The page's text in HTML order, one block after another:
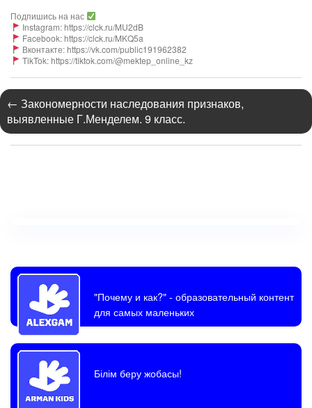
Подпишись на нас
Instagram: https://clck.ru/MU2dB
Facebook: https://clck.ru/MKQ5a
Вконтакте: https://vk.com/public191962382
TikTok: https://tiktok.com/@mektep_online_kz
← Закономерности наследования признаков,
выявленные Г.Менделем. 9 класс.
"Почему и как?"- образовательный контент
для самых маленьких
Білім беру жобасы!